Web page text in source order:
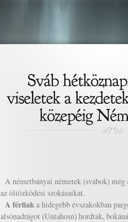
A németbányai németek (svábok)
az öltözködési szokásaikat.
A férfiaka hidegebb évszakokban
alsónadrágot (Untahosn) hordtak,